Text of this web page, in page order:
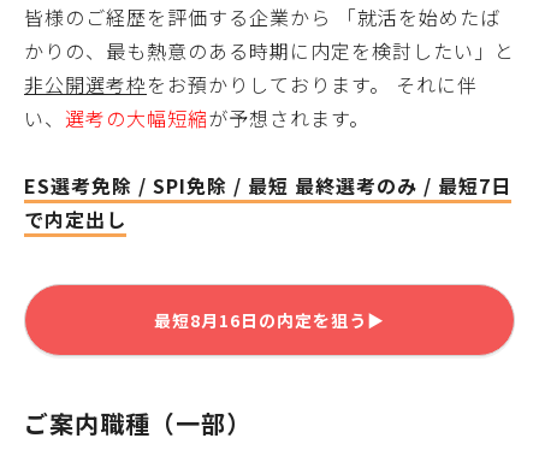
皆様のご経歴を評価する企業から 「就活を始めたば
かりの、最も熱意のある時期に内定を検討したい」と
非公開選考枠をお預かりしております。 それに伴
い、 選考の大幅短縮が予想されます。
ES選考免除 / SPI免除 / 最短 最終選考のみ / 最短7日
で内定出し
最短8月16日 の内定を狙う▶
ご案内職種（一部）